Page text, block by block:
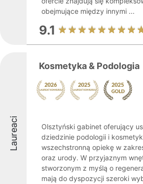
obejmujące między innymi ...
9.1
Laureaci
Kosmetyka & Podologia
Olsztyński gabinet oferujący
dziedzinie podologii i
wszechstronną opiekę w
oraz urody. W przyjaznym
stworzonym z myślą o
mają do dyspozycji szeroki